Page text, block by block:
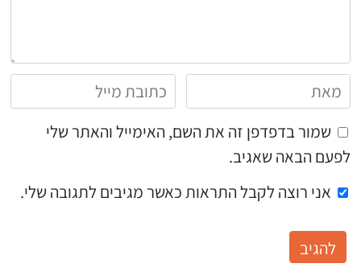
שמור בדפדפן זה את השם, האימייל והאתר שלי
לפעם הבאה שאגיב.
אני רוצה לקבל התראות כאשר מגיבים לתגובה שלי.